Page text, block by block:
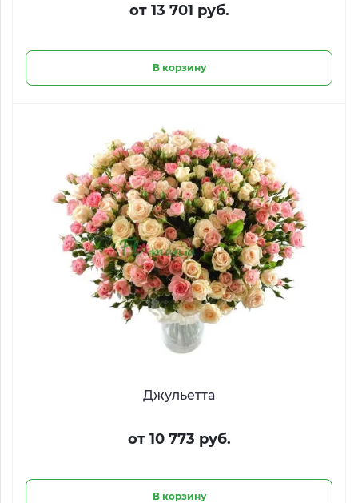
от 13 701 руб.
В корзину
Джульетта
от 10 773 руб.
В корзину